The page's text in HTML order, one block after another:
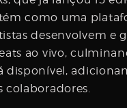
como uma
desenvolvem e
ao vivo,
disponível,
colaboradores.